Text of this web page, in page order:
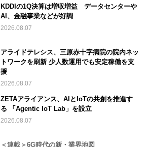
KDDIの1Q決算は増収増益 データセンターや
AI、金融事業などが好調
2026.08.07
アライドテレシス、三原赤十字病院の院内ネッ
トワークを刷新 少人数運用でも安定稼働を支
援
2026.08.07
ZETAアライアンス、AIとIoTの共創を推進す
る 「Agentic IoT Lab」を設立
2026.08.07
＜連載＞6G時代の新・業界地図